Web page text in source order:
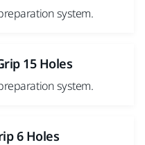
system.
15 Holes
system.
6 Holes